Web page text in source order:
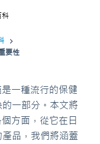
科
要性
一種流行的保健
一部分。本文將
方面，從它在日
品，我們將涵蓋